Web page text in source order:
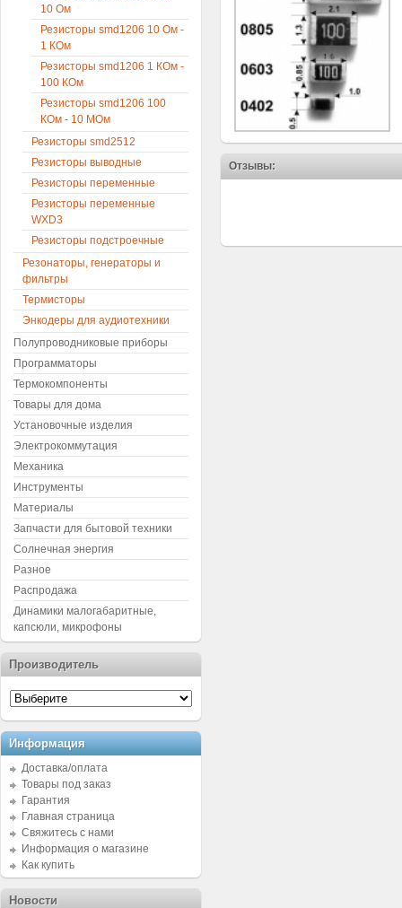
Отзывы:
10 Ом
Резисторы smd1206 10 Ом -
1 КОм
Резисторы smd1206 1 КОм -
100 КОм
Резисторы smd1206 100
КОм - 10 МОм
Резисторы smd2512
Резисторы выводные
Резисторы переменные
Резисторы переменные
WXD3
Резисторы подстроечные
Резонаторы, генераторы и
фильтры
Термисторы
Энкодеры для аудиотехники
Полупроводниковые приборы
Программаторы
Термокомпоненты
Товары для дома
Установочные изделия
Электрокоммутация
Механика
Инструменты
Материалы
Запчасти для бытовой техники
Солнечная энергия
Разное
Распродажа
Динамики малогабаритные,
капсюли, микрофоны
Производитель
Информация
Доставка/оплата
Товары под заказ
Гарантия
Главная страница
Свяжитесь с нами
Информация о магазине
Как купить
Новости